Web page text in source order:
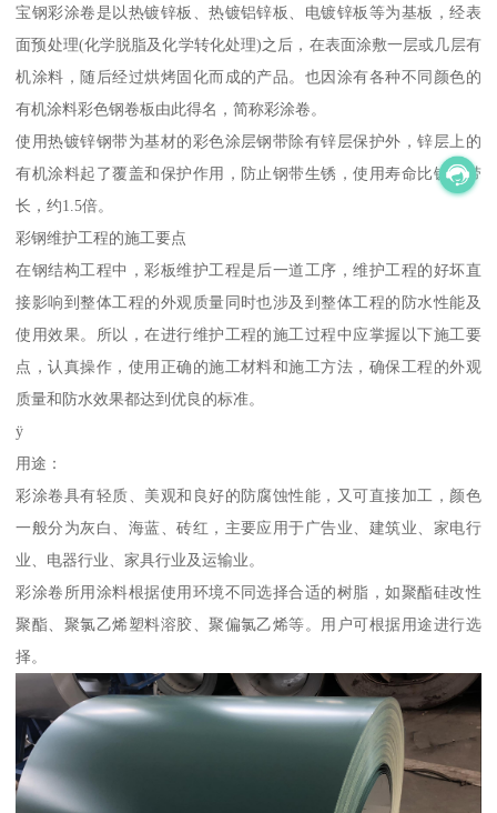
宝钢彩涂卷是以热镀锌板、热镀铝锌板、电镀锌板等为基板，经表
面预处理(化学脱脂及化学转化处理)之后，在表面涂敷一层或几层有
机涂料，随后经过烘烤固化而成的产品。也因涂有各种不同颜色的
有机涂料彩色钢卷板由此得名，简称彩涂卷。
使用热镀锌钢带为基材的彩色涂层钢带除有锌层保护外，锌层上的
有机涂料起了覆盖和保护作用，防止钢带生锈，使用寿命比镀锌带
长，约1.5倍。
彩钢维护工程的施工要点
在钢结构工程中，彩板维护工程是后一道工序，维护工程的好坏直
接影响到整体工程的外观质量同时也涉及到整体工程的防水性能及
使用效果。所以，在进行维护工程的施工过程中应掌握以下施工要
点，认真操作，使用正确的施工材料和施工方法，确保工程的外观
质量和防水效果都达到优良的标准。
ÿ
用途：
彩涂卷具有轻质、美观和良好的防腐蚀性能，又可直接加工，颜色
一般分为灰白、海蓝、砖红，主要应用于广告业、建筑业、家电行
业、电器行业、家具行业及运输业。
彩涂卷所用涂料根据使用环境不同选择合适的树脂，如聚酯硅改性
聚酯、聚氯乙烯塑料溶胶、聚偏氯乙烯等。用户可根据用途进行选
择。